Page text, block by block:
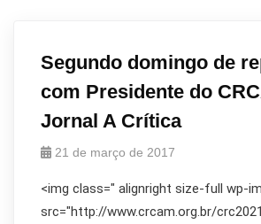
Segundo domingo de
com Presidente do
Jornal A Crítica
21 de março de 2017
<img class=" alignright size-full wp-
src="http://www.crcam.org.br/